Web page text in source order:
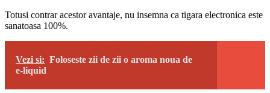
Totusi contrar acestor avantaje, nu insemna ca tigara electronica este
sanatoasa 100%.
Vezi si: Foloseste zii de zii o aroma noua de
e-liquid